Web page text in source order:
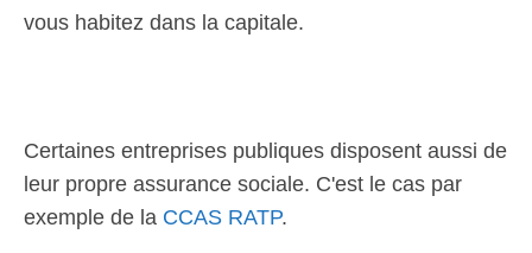
vous habitez dans la capitale.
Certaines entreprises publiques disposent aussi de
leur propre assurance sociale. C'est le cas par
exemple de la CCAS RATP.